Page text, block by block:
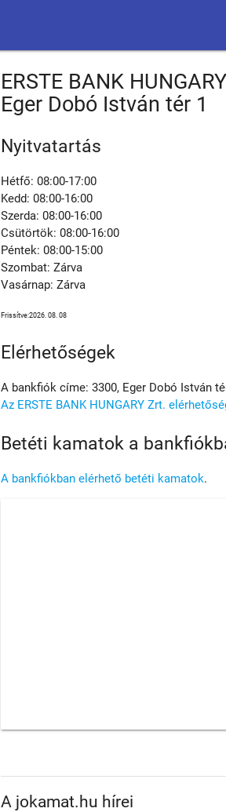
ERSTE BANK
Eger Dobó István tér 1
Nyitvatartás
Hétfő: 08:00-17:00
Kedd: 08:00-16:00
Szerda: 08:00-16:00
Csütörtök: 08:00-16:00
Péntek: 08:00-15:00
Szombat: Zárva
Vasárnap: Zárva
Frissítve:2026. 08. 08
Elérhetőségek
A bankfiók címe: 3300, Eger Dobó István
Az ERSTE BANK HUNGARY Zrt.
Betéti kamatok a
A bankfiókban elérhető betéti kamatok.
A jokamat.hu hírei